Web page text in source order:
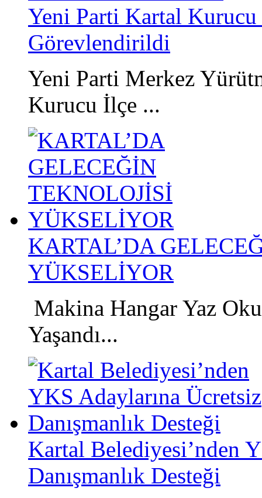
Yeni Parti Kartal Kurucu
Görevlendirildi
Yeni Parti Merkez
Kurucu İlçe ...
KARTAL’DA
YÜKSELİYOR
Makina Hangar Yaz
Yaşandı...
Kartal Belediyesi’nden
Danışmanlık Desteği